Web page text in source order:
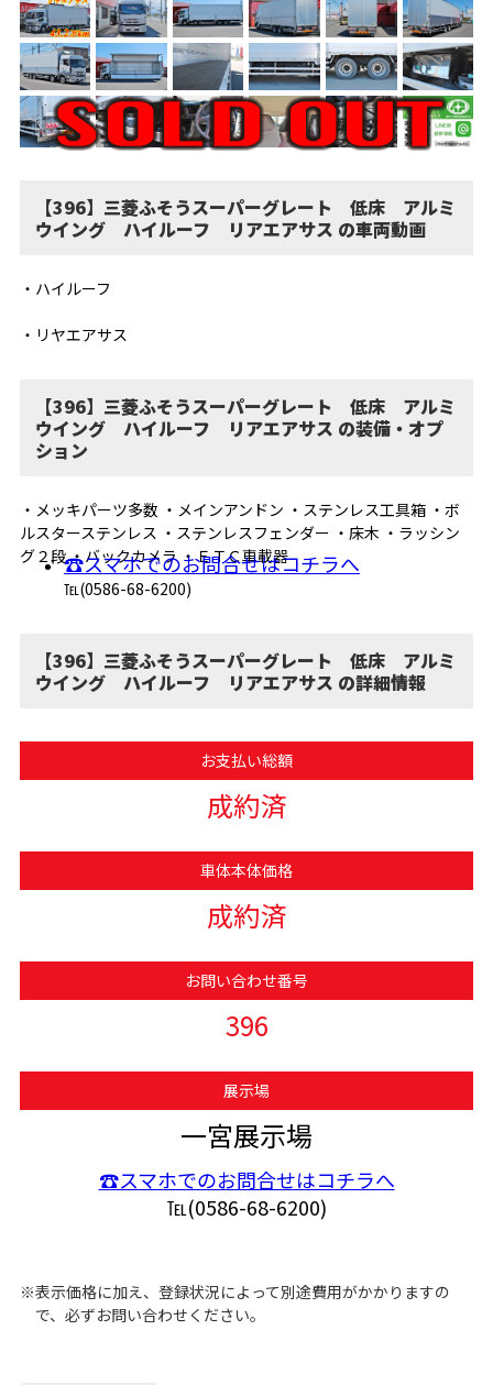
【396】三菱ふそうスーパーグレート 低床 アルミ
ウイング ハイルーフ リアエアサス の車両動画
・ハイルーフ
・リヤエアサス
【396】三菱ふそうスーパーグレート 低床 アルミ
ウイング ハイルーフ リアエアサス の装備・オプ
ション
・メッキパーツ多数 ・メインアンドン ・ステンレス工具箱 ・ボ
ルスターステンレス ・ステンレスフェンダー ・床木 ・ラッシン
グ２段 ・バックカメラ ・ＥＴＣ車載器
☎スマホでのお問合せはコチラへ
℡(0586-68-6200)
【396】三菱ふそうスーパーグレート 低床 アルミ
ウイング ハイルーフ リアエアサス の詳細情報
お支払い総額
成約済
車体本体価格
成約済
お問い合わせ番号
396
展示場
一宮展示場
☎スマホでのお問合せはコチラへ
℡(0586-68-6200)
※表示価格に加え、登録状況によって別途費用がかかりますの
で、必ずお問い合わせください。